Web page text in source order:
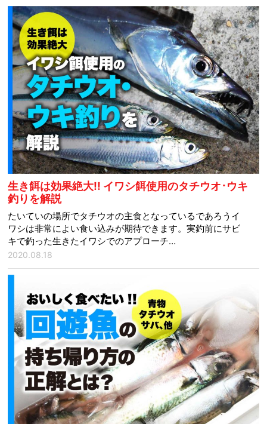
生き餌は効果絶大!! イワシ餌使用のタチウオ･ウキ
釣りを解説
たいていの場所でタチウオの主食となっているであろうイ
ワシは非常によい食い込みが期待できます。実釣前にサビ
キで釣った生きたイワシでのアプローチ…
2020.08.18